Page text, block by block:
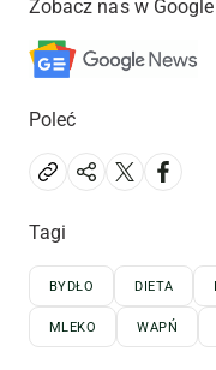
Zobacz nas w
Poleć
Tagi
BYDŁO DIETA
MLEKO WAPŃ